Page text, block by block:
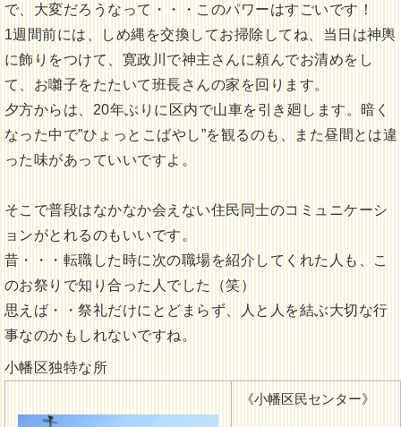
で、大変だろうなって・・・このパワーはすごいです！
1週間前には、しめ縄を交換してお掃除してね、当日は神輿
に飾りをつけて、寛政川で神主さんに頼んでお清めをし
て、お囃子をたたいて班長さんの家を回ります。
夕方からは、20年ぶりに区内で山車を引き廻します。暗く
なった中で”ひょっとこばやし”を観るのも、また昼間とは違
った味があっていいですよ。
そこで普段はなかなか会えない住民同士のコミュニケーシ
ョンがとれるのもいいです。
昔・・・転職した時に次の職場を紹介してくれた人も、こ
のお祭りで知り合った人でした（笑）
思えば・・祭礼だけにとどまらず、人と人を結ぶ大切な行
事なのかもしれないですね。
小幡区独特な所
《小幡区民センター》